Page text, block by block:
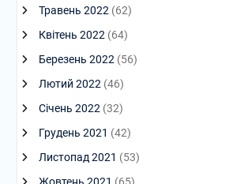
Травень 2022 (62)
Квітень 2022 (64)
Березень 2022 (56)
Лютий 2022 (46)
Січень 2022 (32)
Грудень 2021 (42)
Листопад 2021 (53)